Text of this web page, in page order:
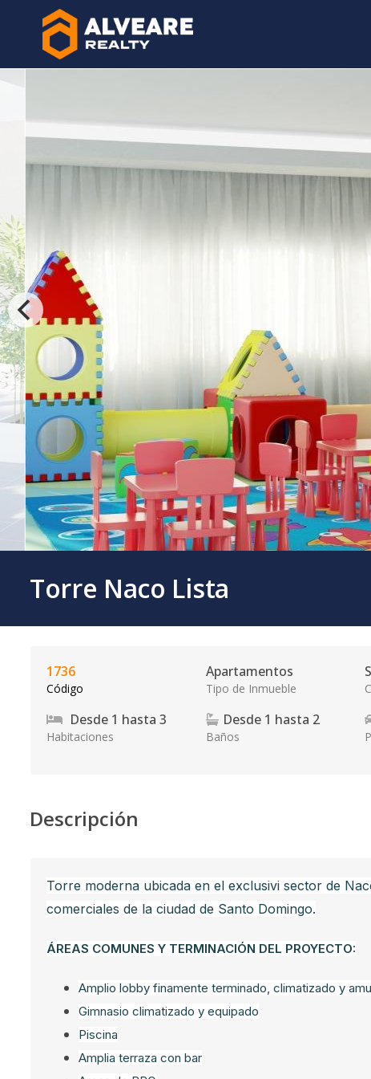
Torre Naco Lista
1736
Código
Apartamentos
Tipo de Inmueble
Desde 1 hasta 3
Habitaciones
Desde 1 hasta 2
Baños
Descripción
Torre moderna ubicada en el exclusivi sector de
comerciales de la ciudad de Santo Domingo.
ÁREAS COMUNES Y TERMINACIÓN DEL PROYECTO:
Amplio lobby finamente terminado, climatizado y
Gimnasio climatizado y equipado
Piscina
Amplia terraza con bar